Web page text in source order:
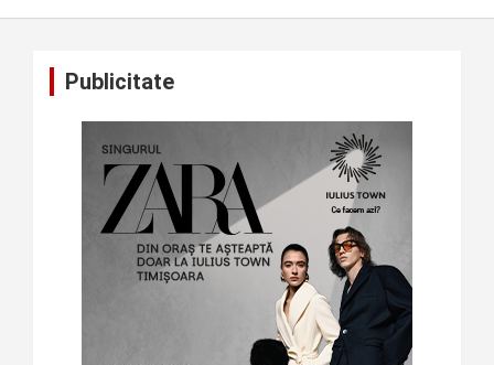
Publicitate